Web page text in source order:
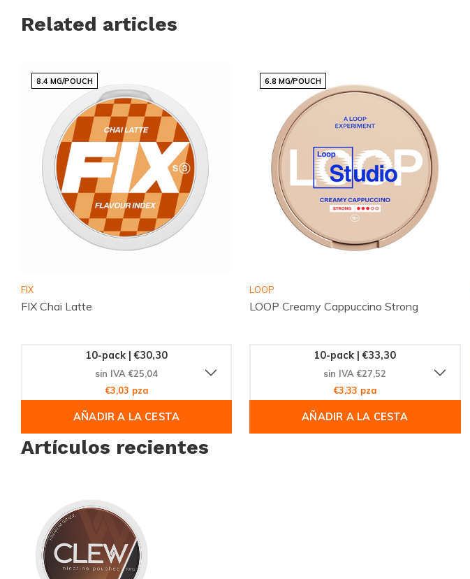
El sabor a café de CLEW Coffee Medium es perfecto para aquellos que desean
disfrutar de la rica esencia del café mientras satisfacen su necesidad de nicotina. Estas
bolsas ofrecen una experiencia suave y equilibrada, asegurando que cada uso sea tan
placentero como el anterior.
Únete a la Comunidad CLEW
No pierdas la oportunidad de ser parte de la comunidad global que confía en
CLEW
para sus necesidades de nicotina. Explora nuestra amplia colección y descubre nuevos
favoritos. Con nuestro compromiso de calidad y satisfacción del cliente, garantizamos
Compra Ahora y Disfruta de una Experiencia Exclusiva
rápidamente, asegúrate de realizar tu pedido hoy mismo y disfruta de una experiencia
de nicotina que redefine el placer del café. ¡Compra ahora y sé parte de la revolución de
las bolsas de nicotina!
Related articles
8.4 MG/POUCH
FIX
FIX Chai Latte
10-pack | €30,30
sin IVA €25,04
€3,03 pza
AÑADIR A LA CESTA
6.8 MG/POUCH
LOOP
LOOP Creamy Cappuccino Strong
10-pack | €33,30
sin IVA €27,52
€3,33 pza
AÑADIR A LA CESTA
Artículos recientes